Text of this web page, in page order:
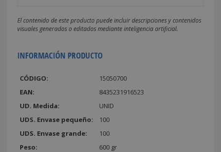
El contenido de este producto puede incluir descripciones y contenidos
visuales generados o editados mediante inteligencia artificial.
INFORMACIÓN PRODUCTO
CÓDIGO:
15050700
EAN:
8435231916523
UD. Medida:
UNID
UDS. Envase pequeño:
100
UDS. Envase grande:
100
Peso:
600 gr